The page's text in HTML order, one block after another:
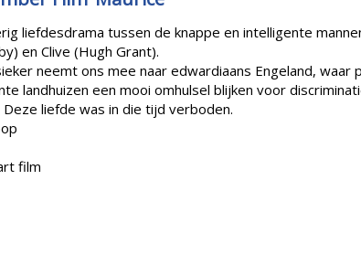
liefdesdrama tussen de knappe en intelligente
en Clive (Hugh Grant).
neemt ons mee naar edwardiaans Engeland, waar
landhuizen een mooi omhulsel blijken voor
Deze liefde was in die tijd verboden.
film